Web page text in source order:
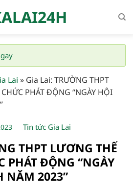
Lai » Gia Lai: TRƯỜNG THPT
PHÁT ĐỘNG “NGÀY HỘI
Tin tức Gia Lai
THPT LƯƠNG THẾ
PHÁT ĐỘNG “NGÀY
NĂM 2023”